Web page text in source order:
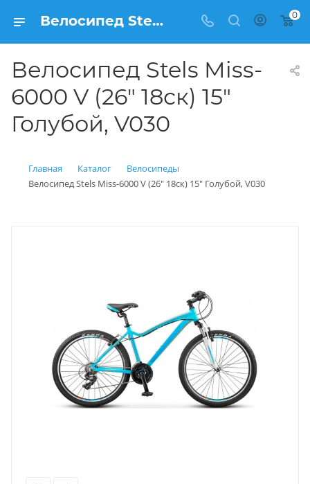
Велосипед Stels Miss-6000 V (26" 18ск) 15" Голубой, V030 купить: цена 25 100 рублей в Балашихе | Интернет магазин Вело150 0
Велосипед Stels Miss-
6000 V (26" 18ск) 15"
Голубой, V030
Главная Каталог
Велосипеды
Велосипед Stels Miss-6000 V (26" 18ск) 15" Голубой, V030